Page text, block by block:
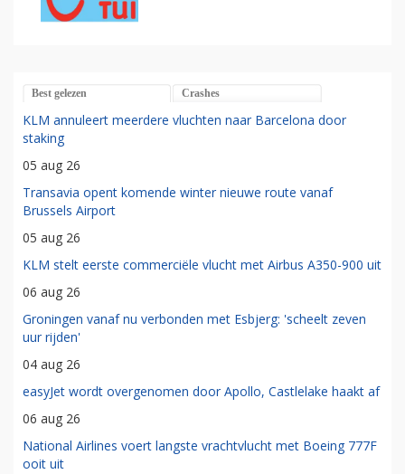
Best gelezen Crashes
KLM annuleert meerdere vluchten naar Barcelona door
staking
05 aug 26
Transavia opent komende winter nieuwe route vanaf
Brussels Airport
05 aug 26
KLM stelt eerste commerciële vlucht met Airbus A350-900 uit
06 aug 26
Groningen vanaf nu verbonden met Esbjerg: 'scheelt zeven
uur rijden'
04 aug 26
easyJet wordt overgenomen door Apollo, Castlelake haakt af
06 aug 26
National Airlines voert langste vrachtvlucht met Boeing 777F
ooit uit